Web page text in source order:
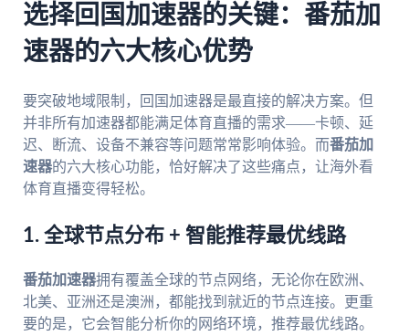
选择回国加速器的关键：番茄加
速器的六大核心优势
要突破地域限制，回国加速器是最直接的解决方案。但
并非所有加速器都能满足体育直播的需求——卡顿、延
迟、断流、设备不兼容等问题常常影响体验。而番茄加
速器的六大核心功能，恰好解决了这些痛点，让海外看
体育直播变得轻松。
1. 全球节点分布 + 智能推荐最优线路
番茄加速器拥有覆盖全球的节点网络，无论你在欧洲、
北美、亚洲还是澳洲，都能找到就近的节点连接。更重
要的是，它会智能分析你的网络环境，推荐最优线路。